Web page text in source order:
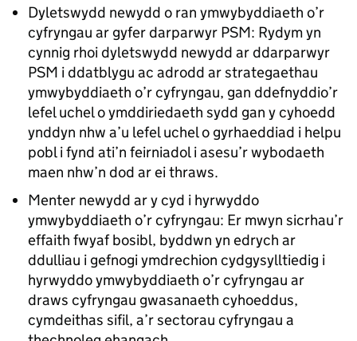
Dyletswydd newydd o ran ymwybyddiaeth o’r
cyfryngau ar gyfer darparwyr PSM: Rydym yn
cynnig rhoi dyletswydd newydd ar ddarparwyr
PSM i ddatblygu ac adrodd ar strategaethau
ymwybyddiaeth o’r cyfryngau, gan ddefnyddio’r
lefel uchel o ymddiriedaeth sydd gan y cyhoedd
ynddyn nhw a’u lefel uchel o gyrhaeddiad i helpu
pobl i fynd ati’n feirniadol i asesu’r wybodaeth
maen nhw’n dod ar ei thraws.
Menter newydd ar y cyd i hyrwyddo
ymwybyddiaeth o’r cyfryngau: Er mwyn sicrhau’r
effaith fwyaf bosibl, byddwn yn edrych ar
ddulliau i gefnogi ymdrechion cydgysylltiedig i
hyrwyddo ymwybyddiaeth o’r cyfryngau ar
draws cyfryngau gwasanaeth cyhoeddus,
cymdeithas sifil, a’r sectorau cyfryngau a